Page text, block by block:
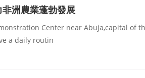
洲農業蓬勃發展
Center near Abuja,capital of
a daily routin